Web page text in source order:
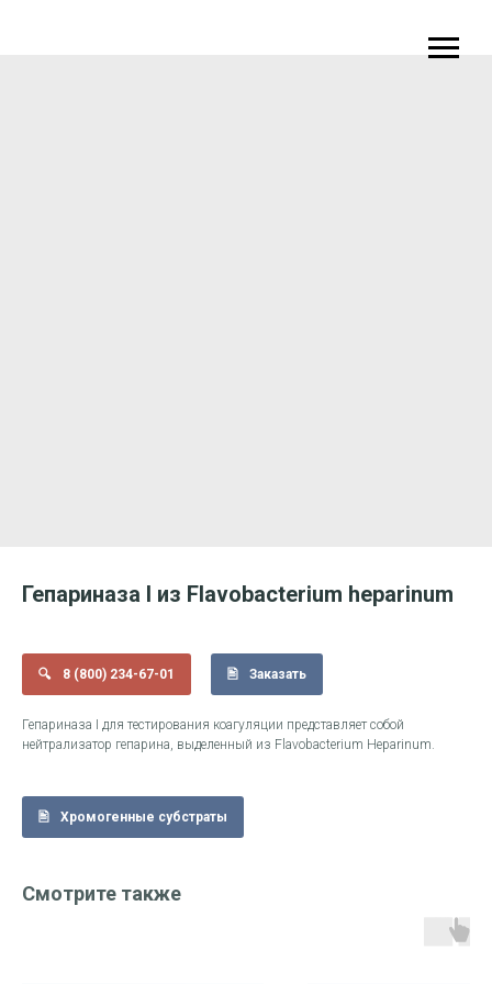
Гепариназа I из Flavobacterium heparinum
8 (800) 234-67-01 Заказать
Гепариназа I для тестирования коагуляции представляет собой
нейтрализатор гепарина, выделенный из Flavobacterium Heparinum.
Хромогенные субстраты
Смотрите также